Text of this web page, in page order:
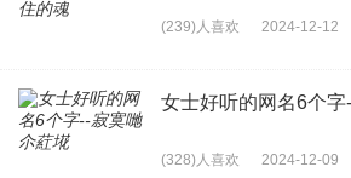
(239)人喜欢 2024-12-12
女士好听的网名6个
(328)人喜欢 2024-12-09